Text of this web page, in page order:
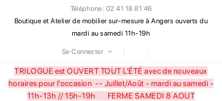
Téléphone: 02 41 18 81 46
Boutique et Atelier de mobilier sur-mesure à Angers ouverts du
mardi au samedi 11h-19h
Se Connecter
TRILOGUE est OUVERT TOUT L'ÉTÉ avec de nouveaux
horaires pour l'occasion -- Juillet/Août - mardi au samedi -
11h-13h // 15h-19h FERME SAMEDI 8 AOUT